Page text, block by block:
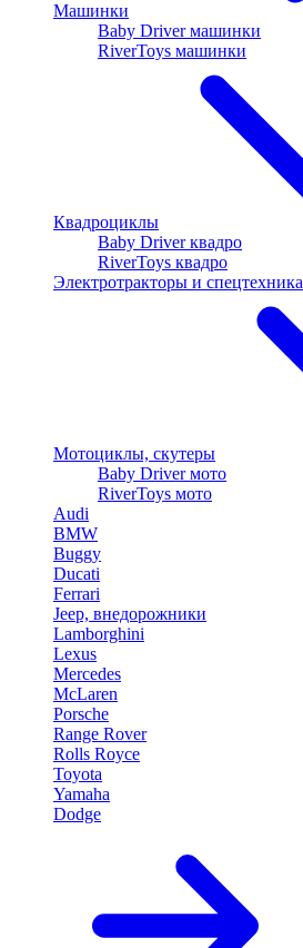
Машинки
Baby Driver машинки
RiverToys машинки
Квадроциклы
Baby Driver квадро
RiverToys квадро
Электротракторы и спецтехника
Мотоциклы, скутеры
Baby Driver мото
RiverToys мото
Audi
BMW
Buggy
Ducati
Ferrari
Jeep, внедорожники
Lamborghini
Lexus
Mercedes
McLaren
Porsche
Range Rover
Rolls Royce
Toyota
Yamaha
Dodge